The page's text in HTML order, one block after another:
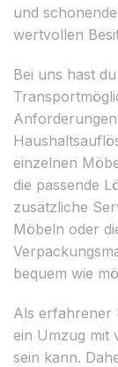
und
wertvollen
Bei uns hast
einzelnen
die passende
zusätzliche
Möbeln oder
bequem wie
Als erfahrener
ein Umzug mit
sein kann.